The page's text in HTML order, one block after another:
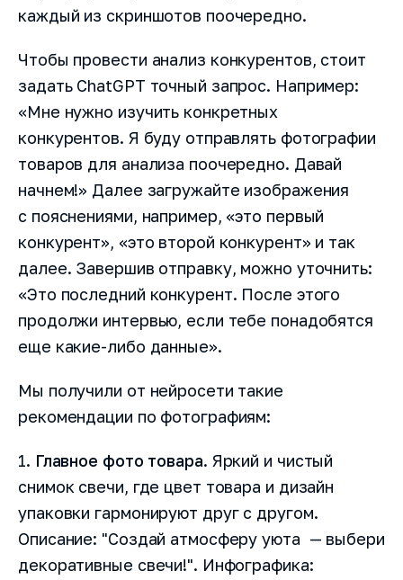
каждый из скриншотов поочередно.
Чтобы провести анализ конкурентов, стоит
задать ChatGPT точный запрос. Например:
«Мне нужно изучить конкретных
конкурентов. Я буду отправлять фотографии
товаров для анализа поочередно. Давай
начнем!» Далее загружайте изображения
с пояснениями, например, «это первый
конкурент», «это второй конкурент» и так
далее. Завершив отправку, можно уточнить:
«Это последний конкурент. После этого
продолжи интервью, если тебе понадобятся
еще какие-либо данные».
Мы получили от нейросети такие
рекомендации по фотографиям:
1. Главное фото товара. Яркий и чистый
снимок свечи, где цвет товара и дизайн
упаковки гармонируют друг с другом.
Описание: "Создай атмосферу уюта — выбери
декоративные свечи!". Инфографика:
Как вас зовут?
Название компании